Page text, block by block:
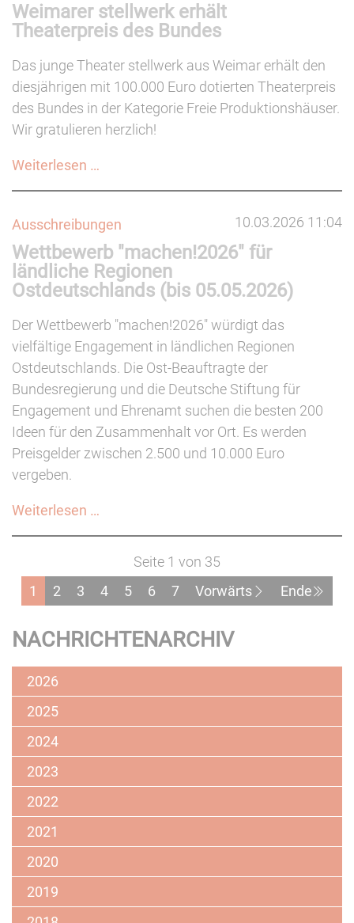
+
U25
Kulturinitiativen
(02.05.2026)
Weimarer stellwerk erhält
Theaterpreis des Bundes
Das junge Theater stellwerk aus Weimar erhält den
diesjährigen mit 100.000 Euro dotierten Theaterpreis
des Bundes in der Kategorie Freie Produktionshäuser.
Wir gratulieren herzlich!
Weiterlesen …
Theaterpreis
des
Bundes
10.03.2026 11:04
Ausschreibungen
Wettbewerb "machen!2026" für
ländliche Regionen
Ostdeutschlands (bis 05.05.2026)
Der Wettbewerb "machen!2026" würdigt das
vielfältige Engagement in ländlichen Regionen
Ostdeutschlands. Die Ost-Beauftragte der
Bundesregierung und die Deutsche Stiftung für
Engagement und Ehrenamt suchen die besten 200
Ideen für den Zusammenhalt vor Ort. Es werden
Preisgelder zwischen 2.500 und 10.000 Euro
vergeben.
Weiterlesen …
ländliche
Regionen
(bis
Seite 1 von 35
1
2 3 4 5 6 7 Vorwärts Ende
NACHRICHTENARCHIV
2026
2025
2024
2023
2022
2021
2020
2019